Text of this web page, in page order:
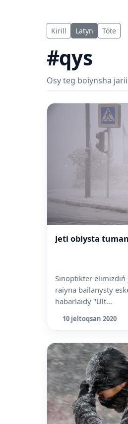
Kirill Latyn Tóte
#qys
Osy teg boiynsha
Jeti oblysta
Sinoptikter elimizdiń
raiyna bailanysty
habarlaidy "Ult...
10 jeltoqsan 2020